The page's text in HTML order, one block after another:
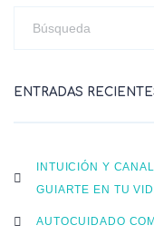
ENTRADAS
INTUICIÓN Y
GUIARTE EN TU
AUTOCUIDADO